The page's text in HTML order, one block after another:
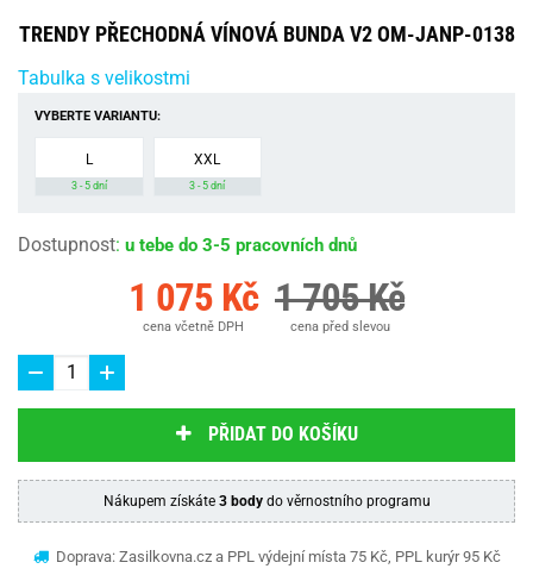
TRENDY PŘECHODNÁ VÍNOVÁ BUNDA V2 OM-JANP-0138
Tabulka s velikostmi
VYBERTE VARIANTU:
L
3 - 5 dní
XXL
3 - 5 dní
Dostupnost: u tebe do 3-5 pracovních dnů
1 075 Kč
cena včetně DPH
1 705 Kč
cena před slevou
PŘIDAT DO KOŠÍKU
Nákupem získáte 3 bodydo věrnostního programu
Doprava: Zasilkovna.cz a PPL výdejní místa 75 Kč, PPL kurýr 95 Kč